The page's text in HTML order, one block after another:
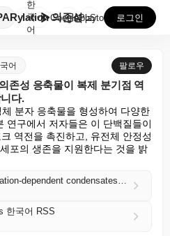
FET 단백질과 PARylation 의존성 응축물이 복...
한
국
어
GooglePlay
AppStore 로그인
어 팔로우
존성 응축물이 복제 분기점 역
다.
분자 응축물을 형성하여 다양한
연구에서 저자들은 이 단백질들이
역전을 촉진하고, 유전체 안정성
포의 생존을 지원한다는 것을 밝
FET proteins and PARylation-dependent condensates promote replication fork reversal and genome stability
한국어 RSS